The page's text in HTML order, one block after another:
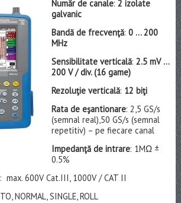
Număr de canale: 2 izolate
galvanic
Bandă de frecvenţă: 0 … 200
MHz
Sensibilitate verticală: 2.5 mV …
200 V / div. (16 game)
Rezoluţie verticală: 12 biţi
Rata de eşantionare: 2,5 GS/s
(semnal real),50 GS/s (semnal
repetitiv) – pe fiecare canal
Impedanţă de intrare: 1MΩ ±
0.5%
: max. 600V Cat.III, 1000V / CAT II
NORMAL, SINGLE, ROLL